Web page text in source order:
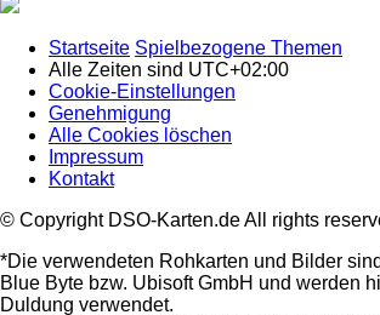
Startseite Spielbezogene Themen
Alle Zeiten sind UTC+02:00
Cookie-Einstellungen
Genehmigung
Alle Cookies löschen
Impressum
Kontakt
© Copyright DSO-Karten.de All rights
*Die verwendeten Rohkarten und Bilder
Blue Byte bzw. Ubisoft GmbH und werden
Duldung verwendet.